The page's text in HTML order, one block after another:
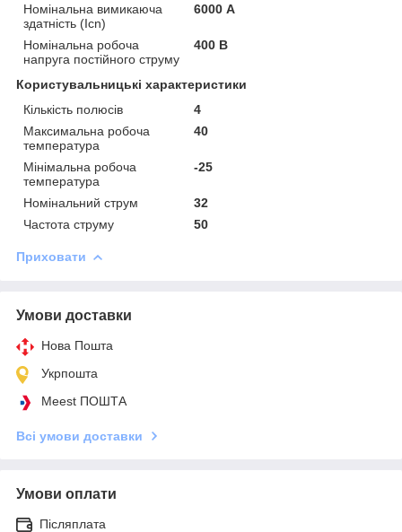
Номінальна вимикаюча
здатність (Icn)
6000 А
Номінальна робоча
напруга постійного струму
400 В
Користувальницькі характеристики
Кількість полюсів
4
Максимальна робоча
температура
40
Мінімальна робоча
температура
-25
Номінальний струм
32
Частота струму
50
Приховати
Умови доставки
Нова Пошта
Укрпошта
Meest ПОШТА
Всі умови доставки
Умови оплати
Післяплата